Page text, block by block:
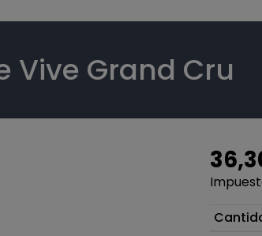
Vive Grand Cru